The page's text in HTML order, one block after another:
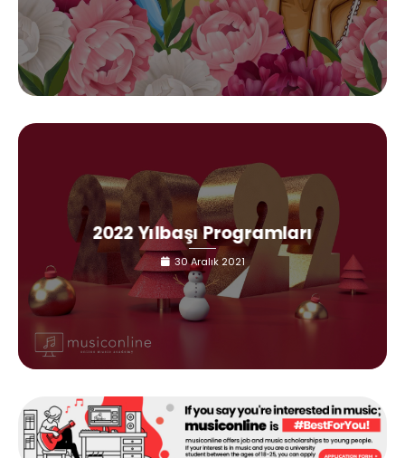
2022 Yılbaşı Programları
30 Aralık 2021